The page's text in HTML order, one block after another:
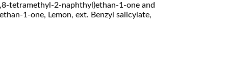
tetramethyl-2-naphthyl)ethan-1-one and
1-one, Lemon, ext. Benzyl salicylate,